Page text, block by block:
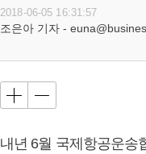
2018-06-05 16:31:57
조은아 기자 -
내년 6월 국제항공운송